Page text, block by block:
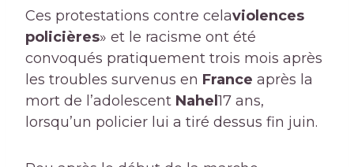
Ces protestations contre celaviolences
policières» et le racisme ont été
convoqués pratiquement trois mois après
les troubles survenus en France après la
mort de l’adolescent Nahel17 ans,
lorsqu’un policier lui a tiré dessus fin juin.